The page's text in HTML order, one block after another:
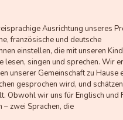
Ausrichtung unseres
französische und deutsche
einstellen, die mit unseren
lesen, singen und sprechen. Wir
unserer Gemeinschaft zu Hause
gesprochen wird, und
Obwohl wir uns für Englisch und
– zwei Sprachen, die